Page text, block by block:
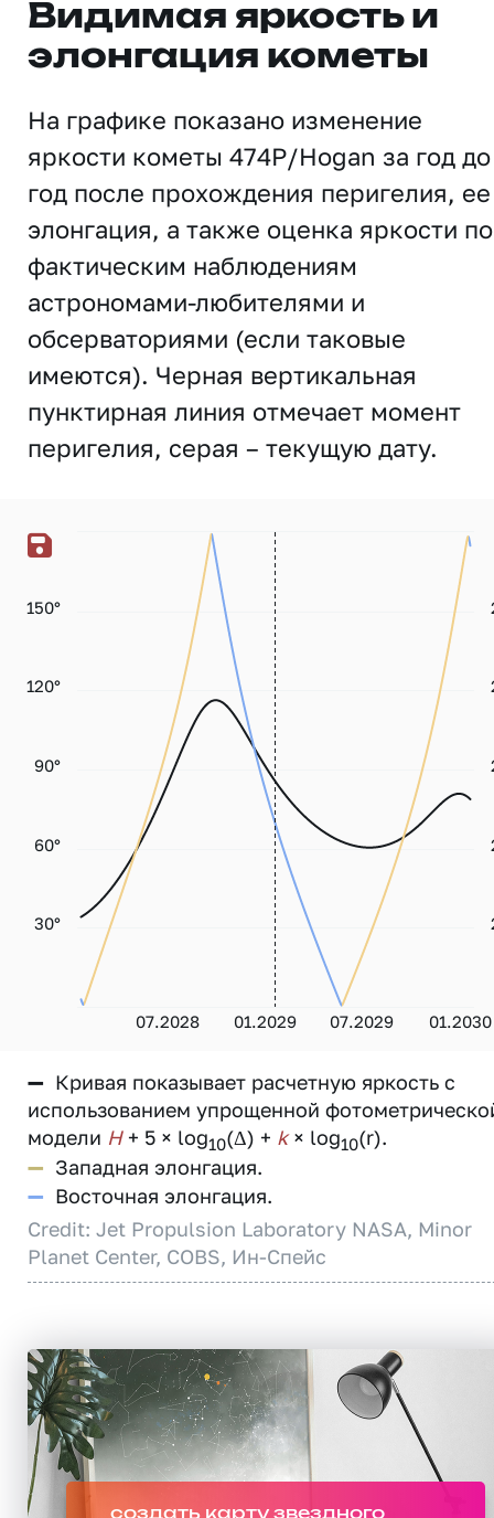
Видимая яркость и
элонгация кометы
На графике показано изменение
яркости кометы 474P/Hogan за год
год после прохождения перигелия, ее
элонгация, а также оценка яркости по
фактическим наблюдениям
астрономами-любителями и
обсерваториями (если таковые
имеются). Черная вертикальная
пунктирная линия отмечает момент
перигелия, серая – текущую дату.
07.2028 01.2029 07.2029 01.2030
30°
60°
90°
120°
150°
— Кривая показывает расчетную яркость с
использованием упрощенной
модели H+ 5 × log10(Δ) + k× log10(r).
— Западная элонгация.
— Восточная элонгация.
Credit: Jet Propulsion Laboratory NASA, Minor
Planet Center, COBS, Ин-Спейс
создать карту звездного